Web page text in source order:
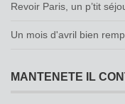
Revoir Paris, un p’tit
Un mois d'avril bien
MANTENETE IL